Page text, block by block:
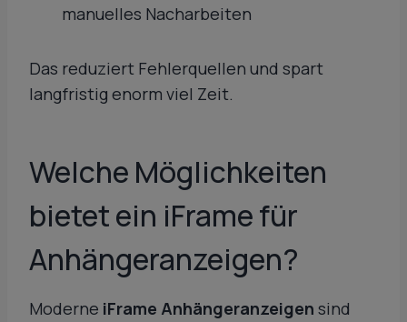
manuelles Nacharbeiten
Das reduziert Fehlerquellen und spart
langfristig enorm viel Zeit.
Welche Möglichkeiten
bietet ein iFrame für
Anhängeranzeigen?
Moderne iFrame Anhängeranzeigen sind